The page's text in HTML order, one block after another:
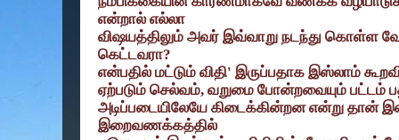
என்றால் எல்லா
விஷயத்திலும் அவர் இவ்வாறு நடந்து கொள்ள
கெட்டவரா?
என்பதில் மட்டும் விதி' இருப்பதாக இஸ்லாம்
ஏற்படும் செல்வம், வறுமை போன்றவையும் பட்டம்
அடிப்படையிலேயே கிடைக்கின்றன என்று தான்
இறைவணக்கத்தில்